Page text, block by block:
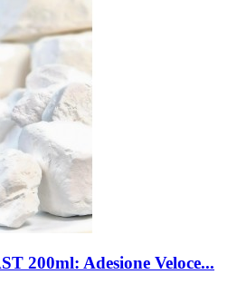
200ml: Adesione Veloce...